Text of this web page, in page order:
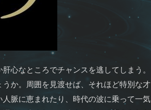
心なところでチャンスを逃してしまう。
か。周囲を見渡せば、それほど特別な才
脈に恵まれたり、時代の波に乗って一気